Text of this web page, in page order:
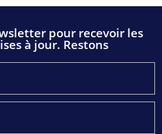
pour recevoir les
à jour. Restons